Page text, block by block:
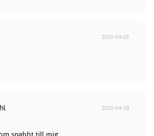
2026-04-05
2026-04-18